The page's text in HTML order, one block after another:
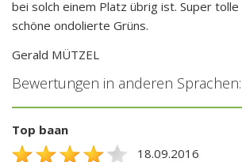
bei solch einem Platz übrig ist. Super
schöne ondolierte Grüns.
Gerald MÜTZEL
Bewertungen in anderen Sprachen:
Top baan
18.09.2016